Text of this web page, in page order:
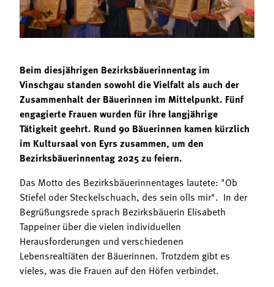
Mitgliedschaft
Bäuerliche Buffets
Beim diesjährigen Bezirksbäuerinnentag im
Vinschgau standen sowohl die Vielfalt als auch der
Zusammenhalt der Bäuerinnen im Mittelpunkt. Fünf
engagierte Frauen wurden für ihre langjährige
Tätigkeit geehrt. Rund 90 Bäuerinnen kamen kürzlich
im Kultursaal von Eyrs zusammen, um den
Bezirksbäuerinnentag 2025 zu feiern.
Das Motto des Bezirksbäuerinnentages lautete: "Ob
Stiefel oder Steckelschuach, des sein olls mir". In der
Begrüßungsrede sprach Bezirksbäuerin Elisabeth
Tappeiner über die vielen individuellen
Herausforderungen und verschiedenen
Lebensrealtiäten der Bäuerinnen. Trotzdem gibt es
vieles, was die Frauen auf den Höfen verbindet.